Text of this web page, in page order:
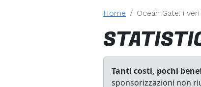
Home Ocean Gate: i
Tanti costi, pochi
sponsorizzazioni non